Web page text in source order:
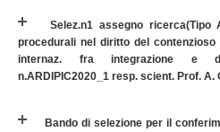
Selez.n1 assegno ricerca(Tipo
procedurali nel diritto del
internaz. fra integrazione e
n.ARDIPIC2020_1 resp. scient. Prof. A.
Bando di selezione per il